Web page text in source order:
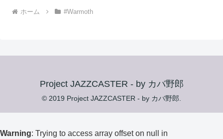
ホーム #Warmoth
Project JAZZCASTER - by カバ野郎
© 2019 Project JAZZCASTER - by カバ野郎.
Warning: Trying to access array offset on null in